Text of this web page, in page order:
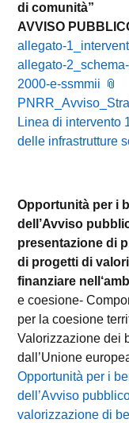
di comunità”
AVVISO
allegato-
allegato-
2000-e-ssmmii
Linea di intervento
delle infrastrutture
Opportunità per i
dell’Avviso
presentazione di
di progetti di
finanziare nell ‘
e coesione-
per la coesione
Valorizzazione dei
dall’Unione
Opportunità per i
dell’Avviso
valorizzazione di